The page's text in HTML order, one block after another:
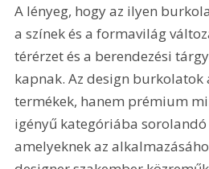
A lényeg, hogy az ilyen
a színek és a formavilág
térérzet és a berendezési
kapnak. Az design
termékek, hanem prémium
igényű kategóriába sorolandó
amelyeknek az